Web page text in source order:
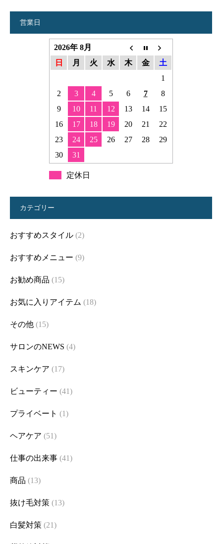
営業日
2026年 8月
日
月 火 水 木 金
土
1
2
3 4 5 6 7
8
9
10 11 12 13 14
15
16
17 18 19 20 21
22
23
24 25 26 27 28
29
30
31
定休日
カテゴリー
おすすめスタイル (2)
おすすめメニュー (9)
お勧め商品 (15)
お気に入りアイテム (18)
その他 (15)
サロンのNEWS (4)
スキンケア (17)
ビューティー (41)
プライベート (1)
ヘアケア (51)
仕事の出来事 (41)
商品 (13)
抜け毛対策 (13)
白髪対策 (21)